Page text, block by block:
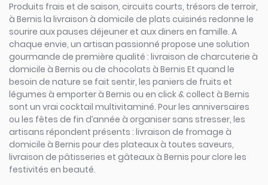
Produits frais et de saison, circuits courts, trésors de terroir,
à Bernis la livraison à domicile de plats cuisinés redonne le
sourire aux pauses déjeuner et aux diners en famille. A
chaque envie, un artisan passionné propose une solution
gourmande de première qualité : livraison de charcuterie à
domicile à Bernis ou de chocolats à Bernis Et quand le
besoin de nature se fait sentir, les paniers de fruits et
légumes à emporter à Bernis ou en click & collect à Bernis
sont un vrai cocktail multivitaminé. Pour les anniversaires
ou les fêtes de fin d’année à organiser sans stresser, les
artisans répondent présents : livraison de fromage à
domicile à Bernis pour des plateaux à toutes saveurs,
livraison de pâtisseries et gâteaux à Bernis pour clore les
festivités en beauté.